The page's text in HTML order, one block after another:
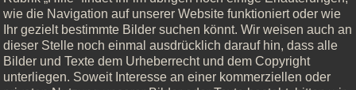
wie die Navigation auf unserer Website funktioniert oder wie
Ihr gezielt bestimmte Bilder suchen könnt. Wir weisen auch an
dieser Stelle noch einmal ausdrücklich darauf hin, dass alle
Bilder und Texte dem Urheberrecht und dem Copyright
unterliegen. Soweit Interesse an einer kommerziellen oder